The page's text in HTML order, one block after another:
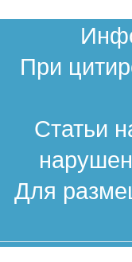
При
Статьи
Для